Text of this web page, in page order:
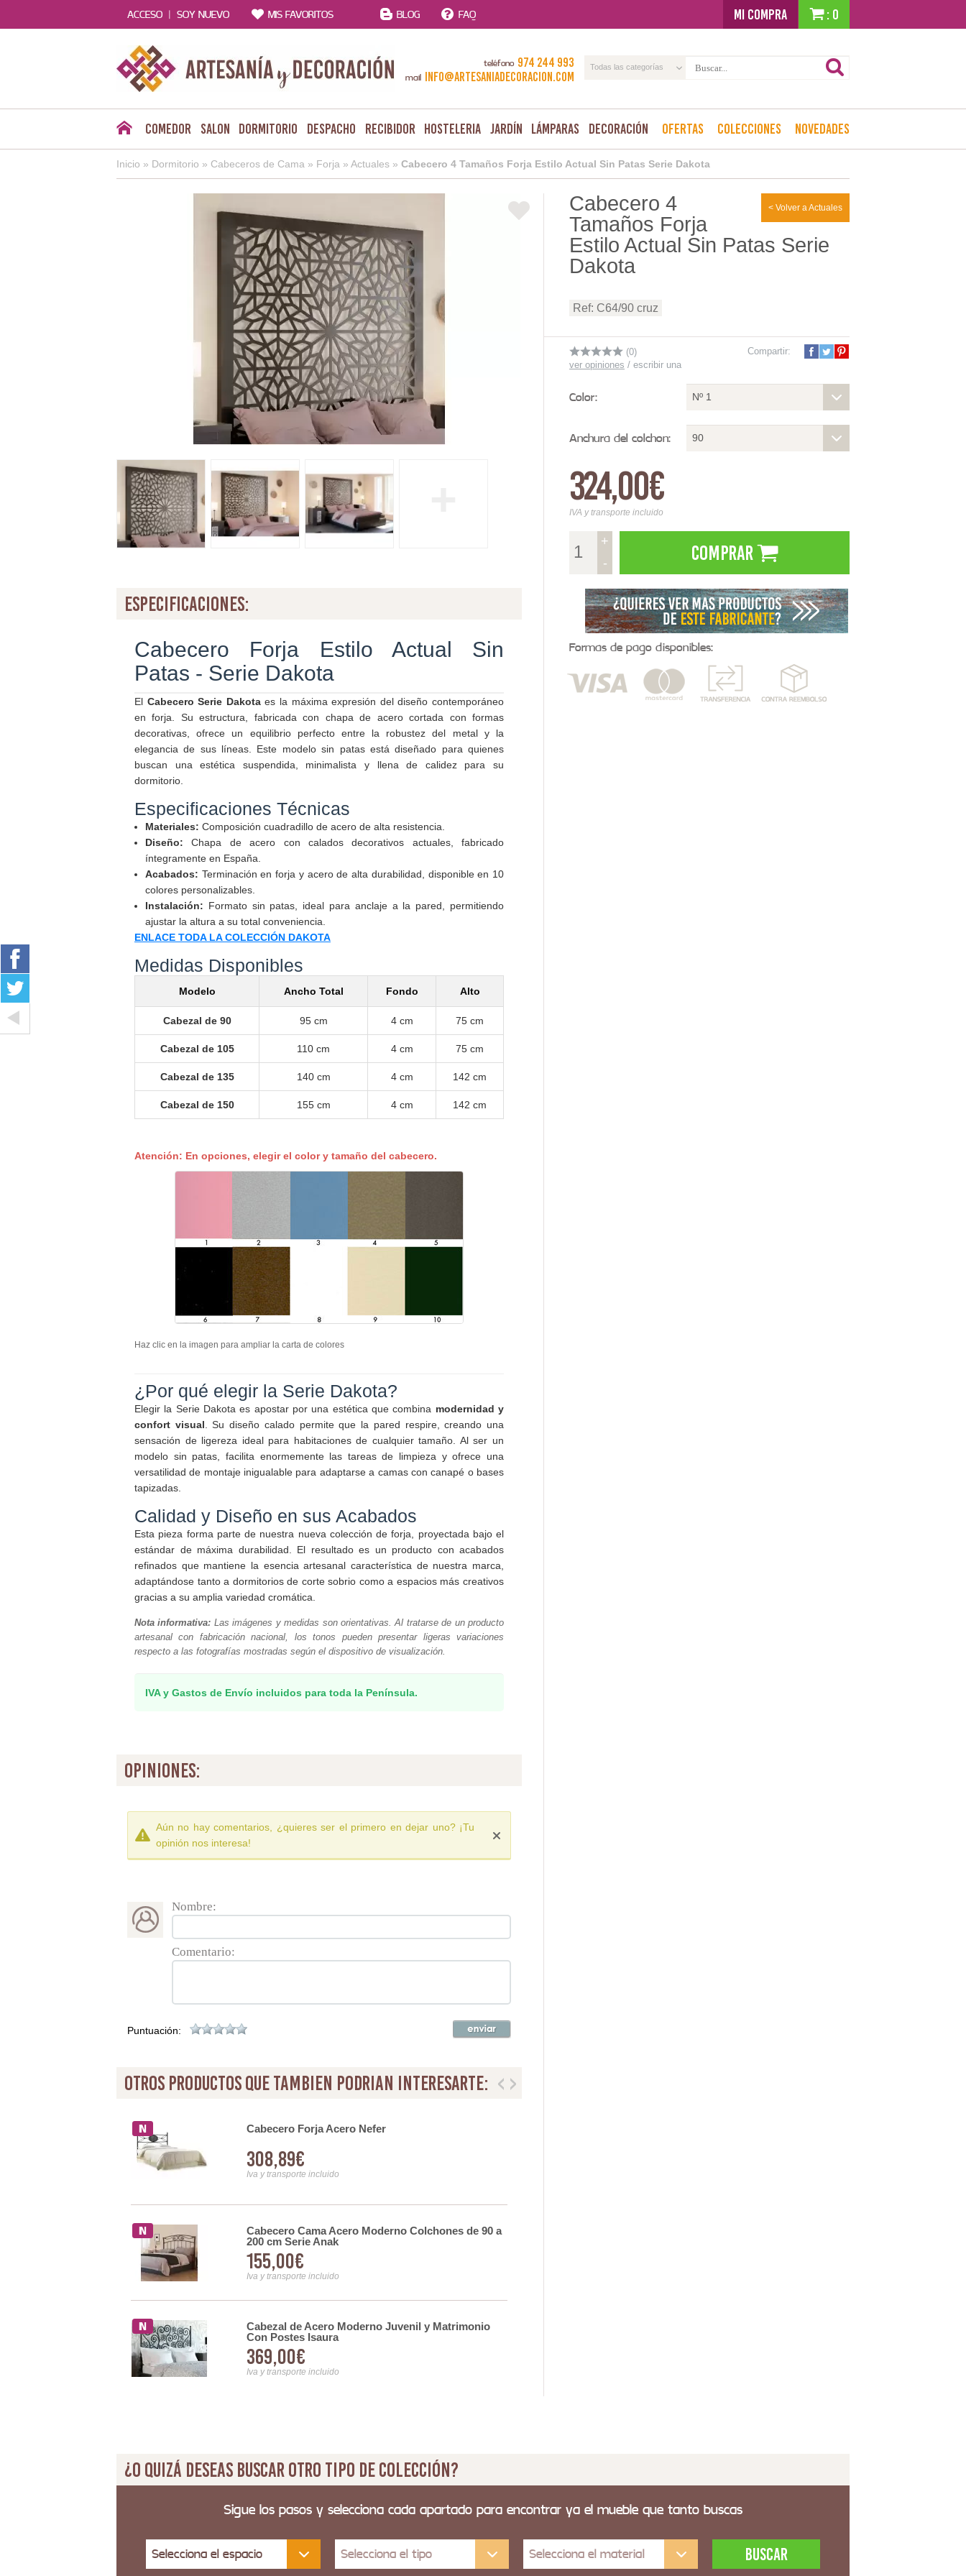
ACCESO | SOY NUEVO MIS FAVORITOS BLOG FAQ MI COMPRA : 0
teléfono 974 244 993
mail info@artesaniadecoracion.com
Todas las categorías
Comedor Salon Dormitorio Despacho Recibidor Hosteleria Jardín Lámparas Decoración Ofertas Colecciones Novedades
Inicio » Dormitorio » Cabeceros de Cama » Forja » Actuales » Cabecero 4 Tamaños Forja Estilo Actual Sin Patas Serie Dakota
especificaciones:
Cabecero Forja Estilo Actual Sin
Patas - Serie Dakota
El Cabecero Serie Dakotaes la máxima expresión del diseño contemporáneo
en forja. Su estructura, fabricada con chapa de acero cortada con formas
decorativas, ofrece un equilibrio perfecto entre la robustez del metal y la
elegancia de sus líneas. Este modelo sin patas está diseñado para quienes
buscan una estética suspendida, minimalista y llena de calidez para su
dormitorio.
Especificaciones Técnicas
Materiales: Composición cuadradillo de acero de alta resistencia.
Diseño: Chapa de acero con calados decorativos actuales, fabricado
íntegramente en España.
Acabados: Terminación en forja y acero de alta durabilidad, disponible en 10
colores personalizables.
Instalación: Formato sin patas, ideal para anclaje a la pared, permitiendo
ajustar la altura a su total conveniencia.
ENLACE TODA LA COLECCIÓN DAKOTA
Medidas Disponibles
Modelo Ancho Total Fondo Alto
Cabezal de 90 95 cm 4 cm 75 cm
Cabezal de 105 110 cm 4 cm 75 cm
Cabezal de 135 140 cm 4 cm 142 cm
Cabezal de 150 155 cm 4 cm 142 cm
Atención: En opciones, elegir el color y tamaño del cabecero.
Haz clic en la imagen para ampliar la carta de colores
¿Por qué elegir la Serie Dakota?
Elegir la Serie Dakota es apostar por una estética que combina modernidad y
confort visual . Su diseño calado permite que la pared respire, creando una
sensación de ligereza ideal para habitaciones de cualquier tamaño. Al ser un
modelo sin patas, facilita enormemente las tareas de limpieza y ofrece una
versatilidad de montaje inigualable para adaptarse a camas con canapé o bases
tapizadas.
Calidad y Diseño en sus Acabados
Esta pieza forma parte de nuestra nueva colección de forja, proyectada bajo el
estándar de máxima durabilidad. El resultado es un producto con acabados
refinados que mantiene la esencia artesanal característica de nuestra marca,
adaptándose tanto a dormitorios de corte sobrio como a espacios más creativos
gracias a su amplia variedad cromática.
Nota informativa: Las imágenes y medidas son orientativas. Al tratarse de un producto
artesanal con fabricación nacional, los tonos pueden presentar ligeras variaciones
respecto a las fotografías mostradas según el dispositivo de visualización.
IVA y Gastos de Envío incluidos para toda la Península.
opiniones:
Aún no hay comentarios, ¿quieres ser el primero en dejar uno? ¡Tu
opinión nos interesa!
Nombre:
Comentario:
Puntuación:
otros productos que tambien podrian interesarte:
Cabecero Forja Acero Nefer
308,89€
Iva y transporte incluido
Cabecero Cama Acero Moderno Colchones de 90 a
200 cm Serie Anak
155,00€
Iva y transporte incluido
Cabezal de Acero Moderno Juvenil y Matrimonio
Con Postes Isaura
369,00€
Iva y transporte incluido
< Volver a Actuales
Cabecero 4
Tamaños Forja
Estilo Actual Sin Patas Serie
Dakota
Ref: C64/90 cruz
(0)
ver opiniones / escribir una
Compartir:
Color: Nº 1
Anchura del colchon: 90
324,00€
IVA y transporte incluido
+
-
Comprar
Formas de pago disponibles:
¿O quizá deseas buscar otro tipo de colección?
Sigue los pasos y selecciona cada apartado para encontrar ya el mueble que tanto buscas
Selecciona el espacio Selecciona el tipo Selecciona el material